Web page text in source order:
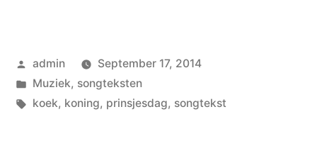
Posted
by
admin
September 17, 2014
Posted
in
Muziek, songteksten
Tags:
koek, koning, prinsjesdag, songtekst